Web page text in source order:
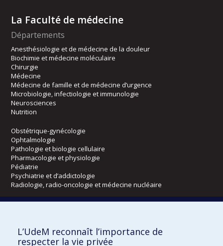
La Faculté de médecine
Départements
Anesthésiologie et de médecine de la douleur
Biochimie et médecine moléculaire
Chirurgie
Médecine
Médecine de famille et de médecine d’urgence
Microbiologie, infectiologie et immunologie
Neurosciences
Nutrition
Obstétrique-gynécologie
Ophtalmologie
Pathologie et biologie cellulaire
Pharmacologie et physiologie
Pédiatrie
Psychiatrie et d’addictologie
Radiologie, radio-oncologie et médecine nucléaire
Kinésiologie et des sciences de l’activité physique
Orthophonie et audiologie
L’UdeM reconnaît l’importance de
respecter la vie privée